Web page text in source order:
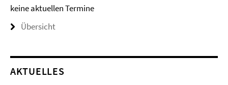
keine aktuellen Termine
Übersicht
AKTUELLES